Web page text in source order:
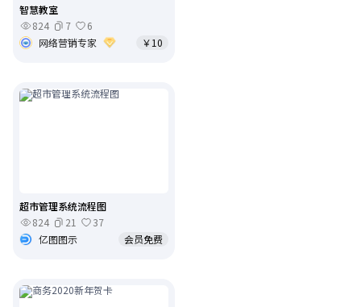
智慧教室
824
7
6
网络营销专家
￥10
超市管理系统流程图
824
21
37
亿图图示
会员免费